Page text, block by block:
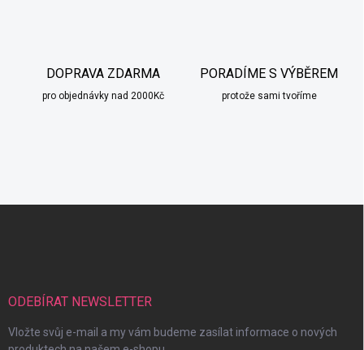
DOPRAVA ZDARMA
pro objednávky nad 2000Kč
PORADÍME S VÝBĚREM
protože sami tvoříme
ODEBÍRAT NEWSLETTER
Vložte svůj e-mail a my vám budeme zasílat informace o nových